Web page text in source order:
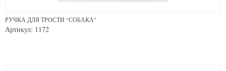
РУЧКА ДЛЯ ТРОСТИ "СОБАКА"
Артикул: 1172